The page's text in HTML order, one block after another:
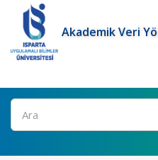
Akademik Veri
Ara